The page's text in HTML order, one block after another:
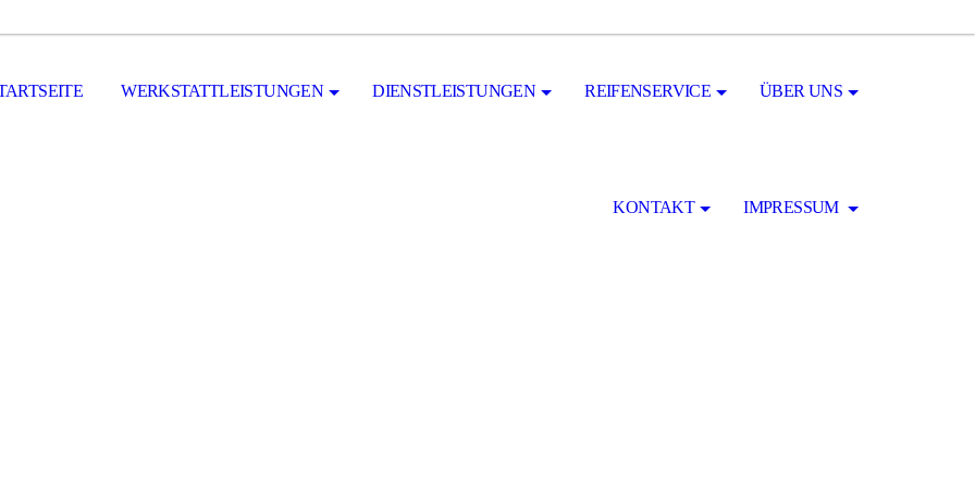
WERKSTATTLEISTUNGEN DIENSTLEISTUNGEN REIFENSERVICE ÜBER UNS
KONTAKT IMPRESSUM